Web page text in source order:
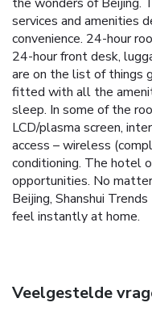
services and amenities
convenience. 24-hour
24-hour front desk,
are on the list of things
fitted with all the
sleep. In some of the
LCD/plasma screen,
access – wireless
conditioning. The hotel
opportunities. No
Beijing, Shanshui
feel instantly at home.
Veelgestelde